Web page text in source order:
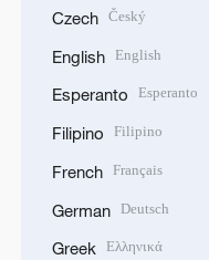
Czech Český
English English
Esperanto Esperanto
Filipino Filipino
French Français
German Deutsch
Greek Ελληνικά